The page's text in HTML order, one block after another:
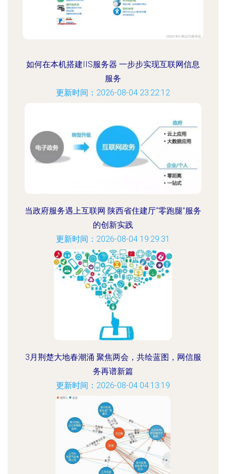
如何在本机搭建IIS服务器 一步步实现互联网信息
服务
更新时间：2026-08-04 23:22:12
当政府服务遇上互联网 陕西省住建厅“零跑腿”服务
的创新实践
更新时间：2026-08-04 19:29:31
3月荆楚大地春潮涌 聚焦两会，共绘蓝图，网信服
务再谱新篇
更新时间：2026-08-04 04:13:19